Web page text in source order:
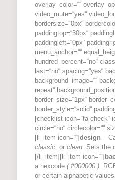
overlay_color=““
video_mute=“yes“
bordersize=“0px“
paddingtop=“30px“
paddingleft=“0px“
menu_anchor=““
hundred_percent=“no“
last=“no“ spacing=“yes“
background_image=““
repeat“
border_size=“1px“
border_style=“solid“
[checklist icon=“fa-check“
circle=“no“ circlecolor=““
[li_item icon=““]design –
classic, orclean. Sets the
[/li_item][li_item icon=““]
a hexcode ( #000000 ),
or certain alphabetic